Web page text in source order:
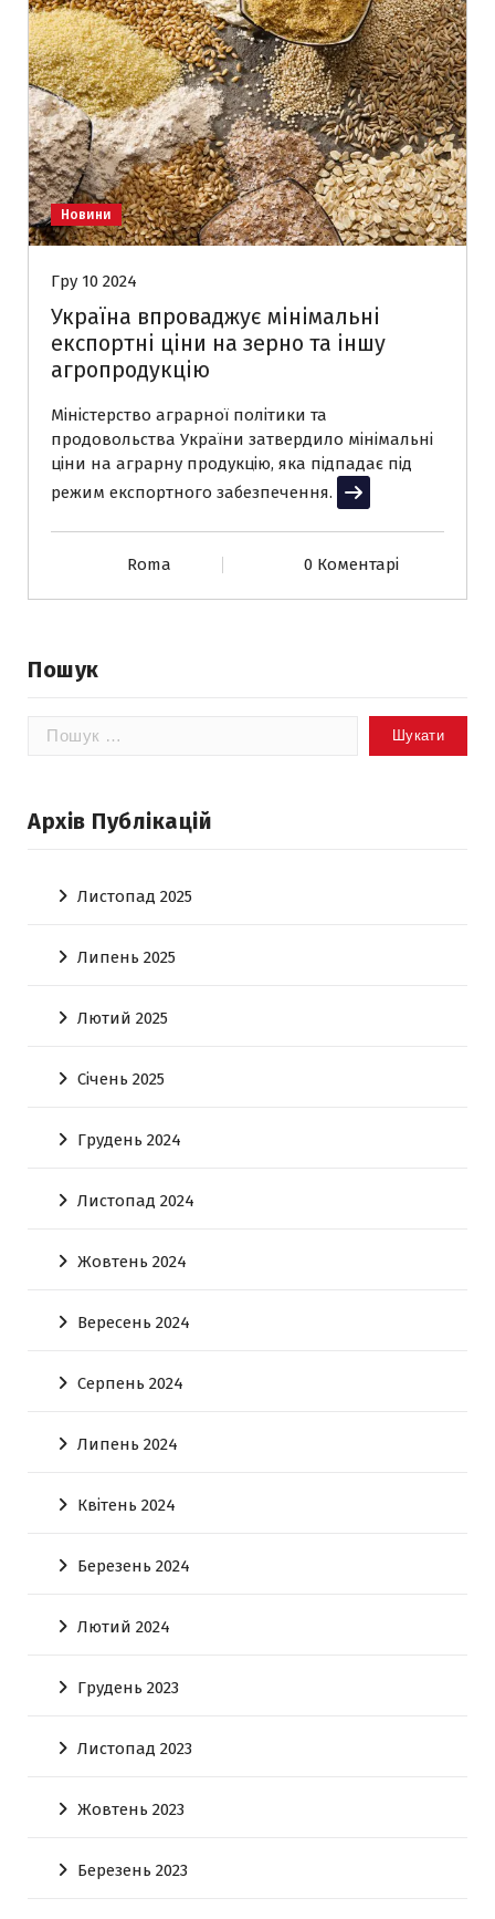
Новини
Гру 10 2024
Україна впроваджує мінімальні
експортні ціни на зерно та іншу
агропродукцію
Міністерство аграрної політики та
продовольства України затвердило мінімальні
ціни на аграрну продукцію, яка підпадає під
режим експортного забезпечення.
Читати далі
Roma 0 Коментарі
Пошук
Пошук:
Архів Публікацій
Листопад 2025
Липень 2025
Лютий 2025
Січень 2025
Грудень 2024
Листопад 2024
Жовтень 2024
Вересень 2024
Серпень 2024
Липень 2024
Квітень 2024
Березень 2024
Лютий 2024
Грудень 2023
Листопад 2023
Жовтень 2023
Березень 2023